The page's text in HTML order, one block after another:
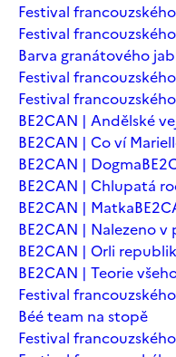
Festival
Festival
Barva granátového
Festival
Festival
BE2CAN | Andělské
BE2CAN | Co ví
BE2CAN | Dogma
BE2CAN | Chlupatá
BE2CAN | Matka
BE2CAN | Nalezeno v
BE2CAN | Orli
BE2CAN | Teorie
Festival
Béé team na stopě
Festival